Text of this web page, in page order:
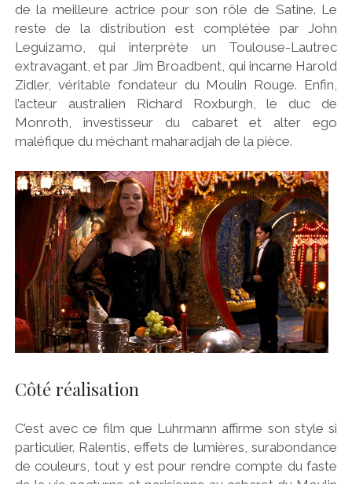
de la meilleure actrice pour son rôle de Satine. Le
reste de la distribution est complétée par John
Leguizamo, qui interprète un Toulouse-Lautrec
extravagant, et par Jim Broadbent, qui incarne Harold
Zidler, véritable fondateur du Moulin Rouge. Enfin,
l’acteur australien Richard Roxburgh, le duc de
Monroth, investisseur du cabaret et alter ego
maléfique du méchant maharadjah de la pièce.
Côté réalisation
C’est avec ce film que Luhrmann affirme son style si
particulier. Ralentis, effets de lumières, surabondance
de couleurs, tout y est pour rendre compte du faste